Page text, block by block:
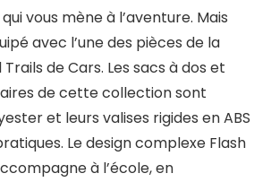
vous mène à l’aventure. Mais
avec l’une des pièces de la
de Cars. Les sacs à dos et
de cette collection sont
et leurs valises rigides en ABS
Le design complexe Flash
à l’école, en